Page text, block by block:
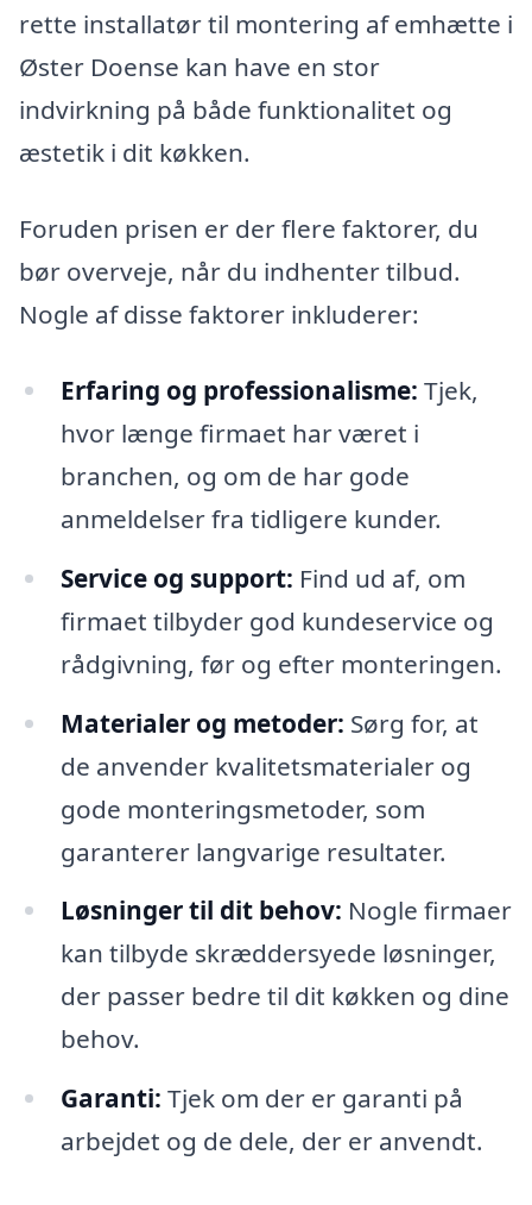
rette installatør til montering af emhætte i
Øster Doense kan have en stor
indvirkning på både funktionalitet og
æstetik i dit køkken.
Foruden prisen er der flere faktorer, du
bør overveje, når du indhenter tilbud.
Nogle af disse faktorer inkluderer:
Erfaring og professionalisme: Tjek,
hvor længe firmaet har været i
branchen, og om de har gode
anmeldelser fra tidligere kunder.
Service og support: Find ud af, om
firmaet tilbyder god kundeservice og
rådgivning, før og efter monteringen.
Materialer og metoder: Sørg for, at
de anvender kvalitetsmaterialer og
gode monteringsmetoder, som
garanterer langvarige resultater.
Løsninger til dit behov: Nogle firmaer
kan tilbyde skræddersyede løsninger,
der passer bedre til dit køkken og dine
behov.
Garanti: Tjek om der er garanti på
arbejdet og de dele, der er anvendt.